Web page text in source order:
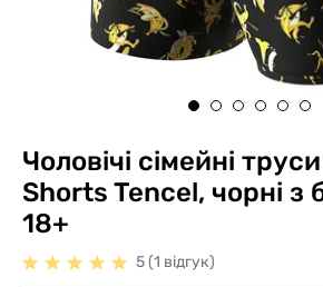
Чоловічі сімейні
Shorts Tencel, чорні з
18+
5 (1 відгук)